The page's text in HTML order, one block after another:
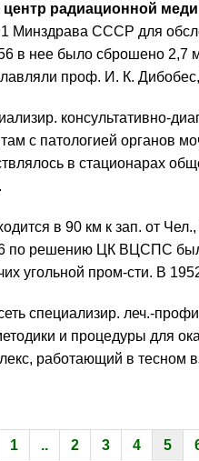
центр радиационной
Минздрава СССР для
в нее было сброшено 2,7
проф. И. К.
консультативно-
с патологией органов
в стационарах
в 90 км к зап. от
по решению ЦК ВЦСПС
угольной пром-сти. В
специализир. леч.-
и процедуры для
работающий в тесном
1 .. 2 3 4 5